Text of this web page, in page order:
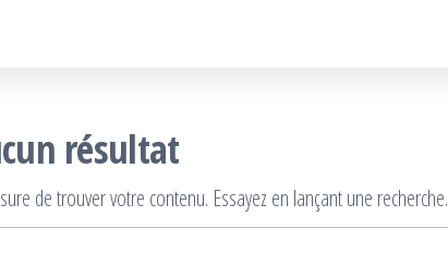
résultat
de trouver votre contenu. Essayez en lançant une recherche.